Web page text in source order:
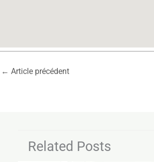
← Article précédent
Related Posts